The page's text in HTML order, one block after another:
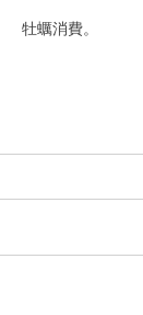
牡蠣消費。